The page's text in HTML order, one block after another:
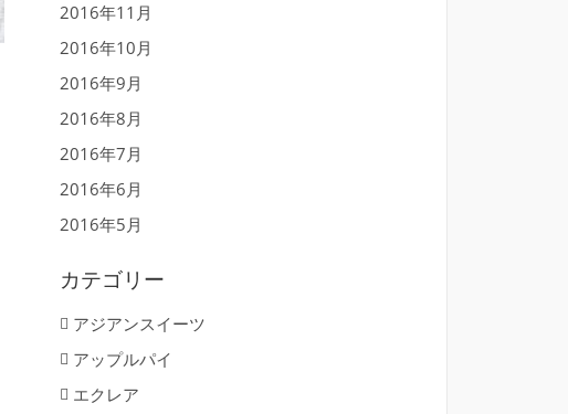
2016年11月
2016年10月
2016年9月
2016年8月
2016年7月
2016年6月
2016年5月
カテゴリー
アジアンスイーツ
アップルパイ
エクレア